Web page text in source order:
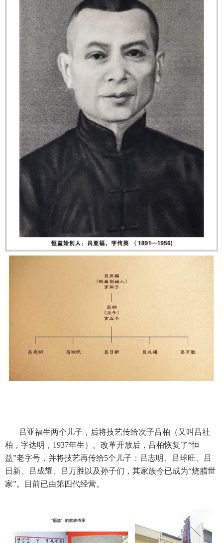
吕亚福生两个儿子，后将技艺传给次子吕柏（又叫吕社
柏，字达明，1937年生）。改革开放后，吕柏恢复了“恒
益”老字号，并将技艺再传给5个儿子：吕志明、吕球旺、吕
日新、吕成耀、吕万胜以及孙子们，其家族今已成为“烧腊世
家”。目前已由第四代经营。